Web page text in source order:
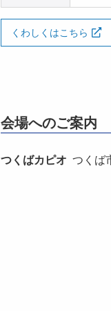
くわしくはこちら
会場へのご案内
つくばカピオ つくば